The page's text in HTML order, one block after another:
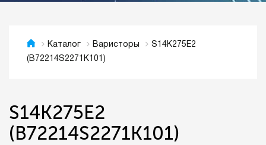
Каталог Варисторы
S14K275E2
(B72214S2271K101)
S14K275E2
(B72214S2271K101)